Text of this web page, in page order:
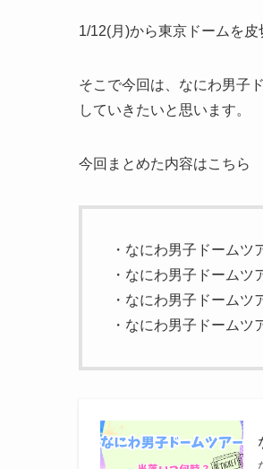
1/12(月)から東京ドームを皮
そこで今回は、なにわ男子
していきたいと思います。
今回まとめた内容はこちら
・なにわ男子ドーム
・なにわ男子ドーム
・なにわ男子ドーム
・なにわ男子ドームツ